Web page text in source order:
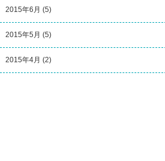
2015年6月 (5)
2015年5月 (5)
2015年4月 (2)